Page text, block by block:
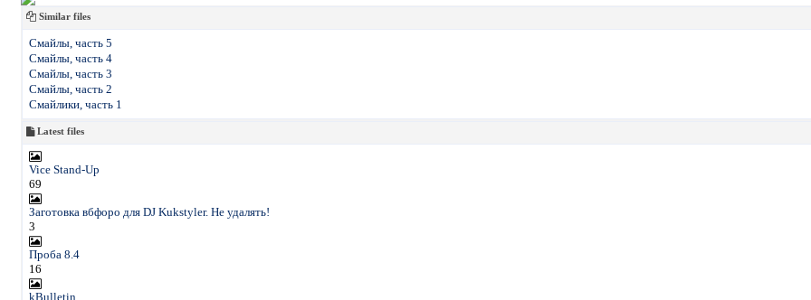
Similar files
Смайлы, часть 5
Смайлы, часть 4
Смайлы, часть 3
Смайлы, часть 2
Смайлики, часть 1
Latest files
Vice Stand-Up
69
Заготовка вбфоро для DJ Kukstyler. Не удалять!
3
Проба 8.4
16
kBulletin